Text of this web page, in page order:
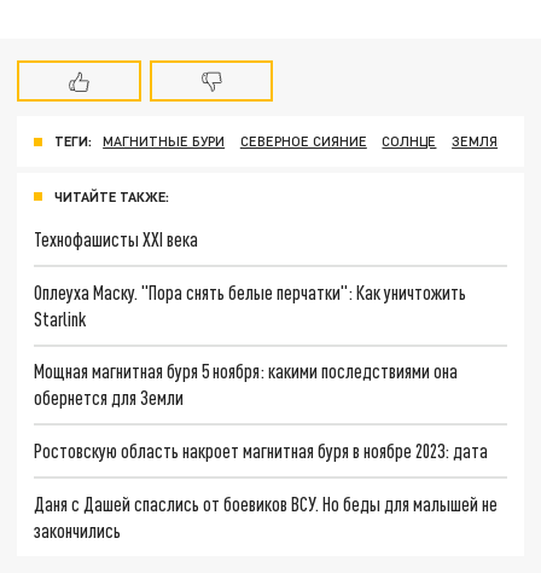
ТЕГИ: МАГНИТНЫЕ БУРИ СЕВЕРНОЕ СИЯНИЕ СОЛНЦЕ ЗЕМЛЯ
ЧИТАЙТЕ ТАКЖЕ:
Технофашисты XXI века
Оплеуха Маску. "Пора снять белые перчатки": Как уничтожить
Starlink
Мощная магнитная буря 5 ноября: какими последствиями она
обернется для Земли
Ростовскую область накроет магнитная буря в ноябре 2023: дата
Даня с Дашей спаслись от боевиков ВСУ. Но беды для малышей не
закончились